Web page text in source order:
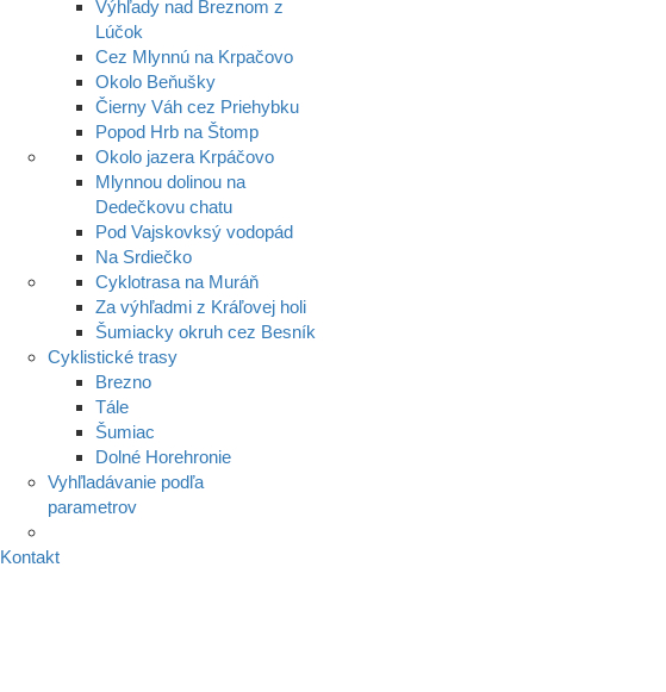
Výhľady nad Breznom z
Lúčok
Cez Mlynnú na Krpačovo
Okolo Beňušky
Čierny Váh cez Priehybku
Popod Hrb na Štomp
Okolo jazera Krpáčovo
Mlynnou dolinou na
Dedečkovu chatu
Pod Vajskovksý vodopád
Na Srdiečko
Cyklotrasa na Muráň
Za výhľadmi z Kráľovej holi
Šumiacky okruh cez Besník
Cyklistické trasy
Brezno
Tále
Šumiac
Dolné Horehronie
Vyhľladávanie podľa
parametrov
Kontakt